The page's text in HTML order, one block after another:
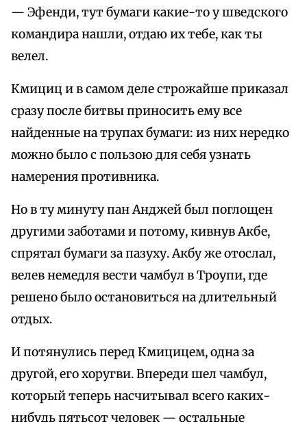
— Эфенди, тут бумаги какие-то у шведского
командира нашли, отдаю их тебе, как ты
велел.
Кмициц и в самом деле строжайше приказал
сразу после битвы приносить ему все
найденные на трупах бумаги: из них нередко
можно было с пользою для себя узнать
намерения противника.
Но в ту минуту пан Анджей был поглощен
другими заботами и потому, кивнув Акбе,
спрятал бумаги за пазуху. Акбу же отослал,
велев немедля вести чамбул в Троупи, где
решено было остановиться на длительный
отдых.
И потянулись перед Кмицицем, одна за
другой, его хоругви. Впереди шел чамбул,
который теперь насчитывал всего каких-
нибудь пятьсот человек — остальные